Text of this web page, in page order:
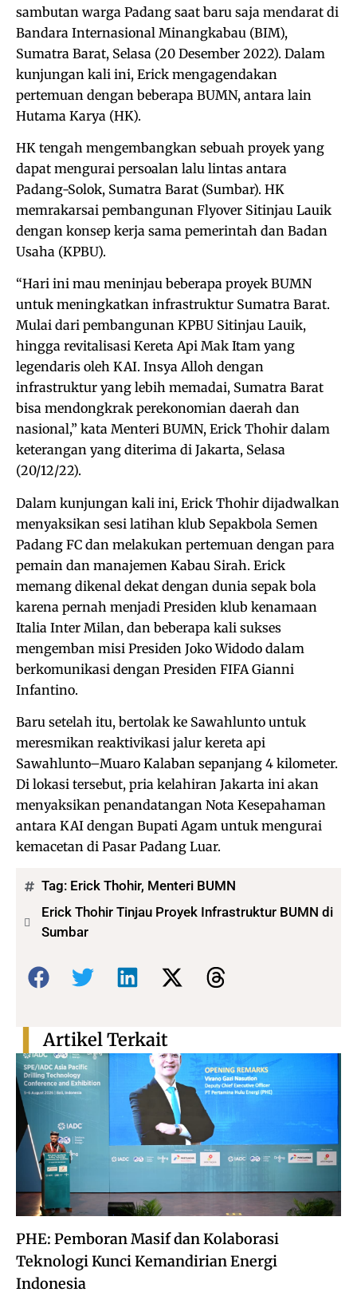
sambutan warga Padang saat baru saja mendarat di
Bandara Internasional Minangkabau (BIM),
Sumatra Barat, Selasa (20 Desember 2022). Dalam
kunjungan kali ini, Erick mengagendakan
pertemuan dengan beberapa BUMN, antara lain
Hutama Karya (HK).
HK tengah mengembangkan sebuah proyek yang
dapat mengurai persoalan lalu lintas antara
Padang-Solok, Sumatra Barat (Sumbar). HK
memrakarsai pembangunan Flyover Sitinjau Lauik
dengan konsep kerja sama pemerintah dan Badan
Usaha (KPBU).
“Hari ini mau meninjau beberapa proyek BUMN
untuk meningkatkan infrastruktur Sumatra Barat.
Mulai dari pembangunan KPBU Sitinjau Lauik,
hingga revitalisasi Kereta Api Mak Itam yang
legendaris oleh KAI. Insya Alloh dengan
infrastruktur yang lebih memadai, Sumatra Barat
bisa mendongkrak perekonomian daerah dan
nasional,” kata Menteri BUMN, Erick Thohir dalam
keterangan yang diterima di Jakarta, Selasa
(20/12/22).
Dalam kunjungan kali ini, Erick Thohir dijadwalkan
menyaksikan sesi latihan klub Sepakbola Semen
Padang FC dan melakukan pertemuan dengan para
pemain dan manajemen Kabau Sirah. Erick
memang dikenal dekat dengan dunia sepak bola
karena pernah menjadi Presiden klub kenamaan
Italia Inter Milan, dan beberapa kali sukses
mengemban misi Presiden Joko Widodo dalam
berkomunikasi dengan Presiden FIFA Gianni
Infantino.
Baru setelah itu, bertolak ke Sawahlunto untuk
meresmikan reaktivikasi jalur kereta api
Sawahlunto–Muaro Kalaban sepanjang 4 kilometer.
Di lokasi tersebut, pria kelahiran Jakarta ini akan
menyaksikan penandatangan Nota Kesepahaman
antara KAI dengan Bupati Agam untuk mengurai
kemacetan di Pasar Padang Luar.
Tag: Erick Thohir, Menteri BUMN
Erick Thohir Tinjau Proyek Infrastruktur BUMN di
Sumbar
Bagikan:
PHE: Pemboran Masif dan Kolaborasi
Teknologi Kunci Kemandirian Energi
Indonesia
Artikel Terkait